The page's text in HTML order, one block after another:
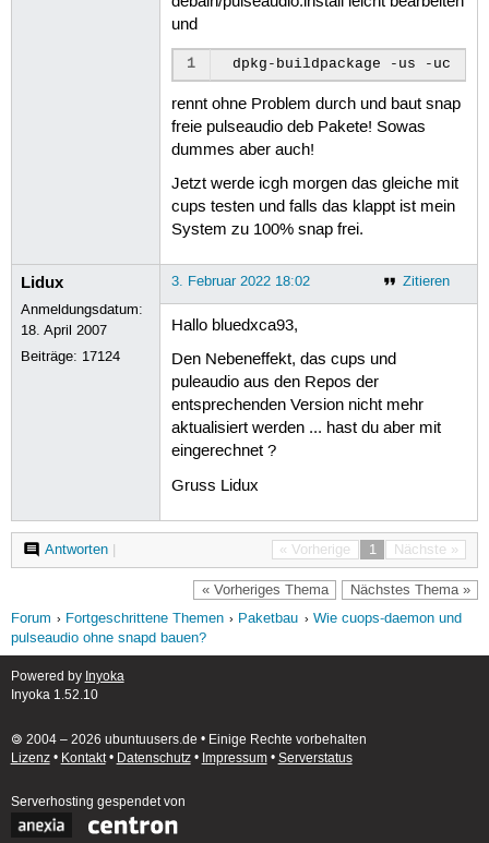
und
1 dpkg-buildpackage -us
rennt ohne Problem durch und baut snap
freie pulseaudio deb Pakete! Sowas
dummes aber auch!
Jetzt werde icgh morgen das gleiche mit
cups testen und falls das klappt ist mein
System zu 100% snap frei.
Lidux
Anmeldungsdatum:
18. April 2007
Beiträge: 17124
Zitieren
3. Februar 2022 18:02
Hallo bluedxca93,
Den Nebeneffekt, das cups und
puleaudio aus den Repos der
entsprechenden Version nicht mehr
aktualisiert werden ... hast du aber mit
eingerechnet ?
Gruss Lidux
« Vorherige 1 Nächste »
Antworten|
« Vorheriges Thema Nächstes Thema »
Forum Fortgeschrittene Themen Paketbau
Wie cuops-daemon und
pulseaudio ohne snapd bauen?
Powered by Inyoka
Inyoka 1.52.10
🄯 2004 – 2026 ubuntuusers.de • Einige Rechte vorbehalten
Lizenz• Kontakt• Datenschutz• Impressum• Serverstatus
Serverhosting gespendet von